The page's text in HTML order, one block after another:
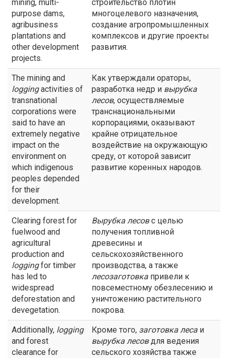
mining, multi-
purpose dams,
agribusiness
plantations and
other development
projects.
строительство плотин
многоцелевого назначения,
создание агропромышленных
комплексов и другие проекты
развития.
The mining and
loggingactivities of
transnational
corporations were
said to have an
extremely negative
impact on the
environment on
which indigenous
peoples depended
for their
development.
Как утверждали ораторы,
разработка недр и вырубка
лесов, осуществляемые
транснациональными
корпорациями, оказывают
крайне отрицательное
воздействие на окружающую
среду, от которой зависит
развитие коренных народов.
Clearing forest for
fuelwood and
agricultural
production and
loggingfor timber
has led to
widespread
deforestation and
devegetation.
Вырубка лесовс целью
получения топливной
древесины и
сельскохозяйственного
производства, а также
лесозаготовка привели к
повсеместному обезлесению и
уничтожению растительного
покрова.
Additionally, logging
and forest
clearance for
Кроме того, заготовка леса и
вырубка лесовдля ведения
сельского хозяйства также